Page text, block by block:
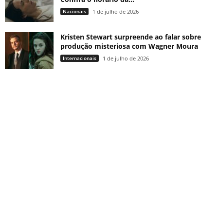
Nacionais 1 de julho de 2026
Kristen Stewart surpreende ao falar sobre
produção misteriosa com Wagner Moura
Internacionais 1 de julho de 2026